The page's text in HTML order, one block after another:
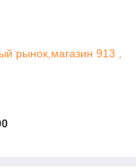
рынок,магазин 913 ,